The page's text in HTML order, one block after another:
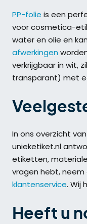
PP-folie is een
voor cosmetica-
water en olie en
afwerkingen
verkrijgbaar in wit,
transparant) met
In ons overzicht van
unieketiket.nl
etiketten,
vragen hebt,
klantenservice. Wij
Heeft u